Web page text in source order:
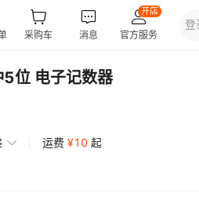
位 电子记数器
运费 ¥10 起